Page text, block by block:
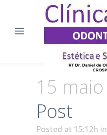
15 maio
Post
Posted at 15:12h in